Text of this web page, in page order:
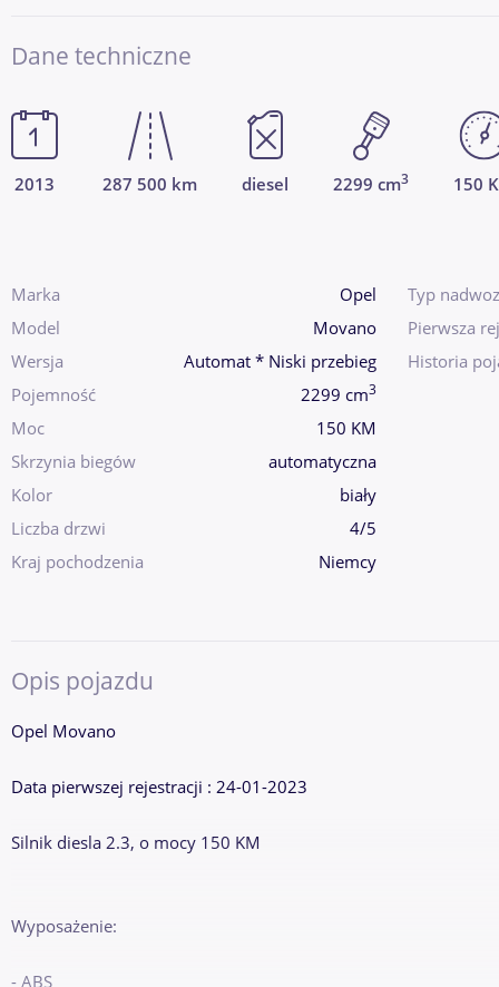
Dane techniczne
2013 287 500 km diesel 2299 cm3 150
Marka
Opel
Model
Movano
Wersja
Automat * Niski przebieg
Pojemność
2299 cm3
Moc
150 KM
Skrzynia biegów
automatyczna
Kolor
biały
Liczba drzwi
4/5
Kraj pochodzenia
Niemcy
Typ
Pierwsza
Historia
Opis pojazdu
Opel Movano
Data pierwszej rejestracji : 24-01-2023
Silnik diesla 2.3, o mocy 150 KM
Wyposażenie:
- ABS